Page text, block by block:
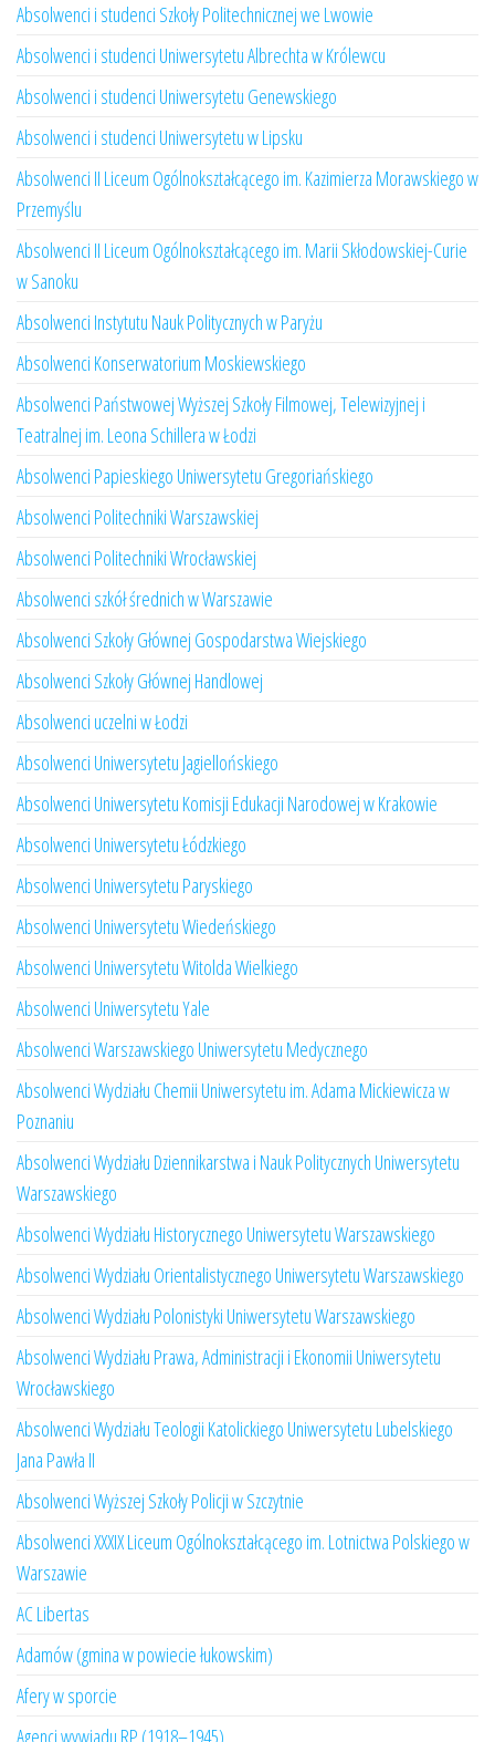
Absolwenci i studenci Szkoły Politechnicznej we Lwowie
Absolwenci i studenci Uniwersytetu Albrechta w Królewcu
Absolwenci i studenci Uniwersytetu Genewskiego
Absolwenci i studenci Uniwersytetu w Lipsku
Absolwenci II Liceum Ogólnokształcącego im. Kazimierza Morawskiego w
Przemyślu
Absolwenci II Liceum Ogólnokształcącego im. Marii Skłodowskiej-Curie
w Sanoku
Absolwenci Instytutu Nauk Politycznych w Paryżu
Absolwenci Konserwatorium Moskiewskiego
Absolwenci Państwowej Wyższej Szkoły Filmowej, Telewizyjnej i
Teatralnej im. Leona Schillera w Łodzi
Absolwenci Papieskiego Uniwersytetu Gregoriańskiego
Absolwenci Politechniki Warszawskiej
Absolwenci Politechniki Wrocławskiej
Absolwenci szkół średnich w Warszawie
Absolwenci Szkoły Głównej Gospodarstwa Wiejskiego
Absolwenci Szkoły Głównej Handlowej
Absolwenci uczelni w Łodzi
Absolwenci Uniwersytetu Jagiellońskiego
Absolwenci Uniwersytetu Komisji Edukacji Narodowej w Krakowie
Absolwenci Uniwersytetu Łódzkiego
Absolwenci Uniwersytetu Paryskiego
Absolwenci Uniwersytetu Wiedeńskiego
Absolwenci Uniwersytetu Witolda Wielkiego
Absolwenci Uniwersytetu Yale
Absolwenci Warszawskiego Uniwersytetu Medycznego
Absolwenci Wydziału Chemii Uniwersytetu im. Adama Mickiewicza w
Poznaniu
Absolwenci Wydziału Dziennikarstwa i Nauk Politycznych Uniwersytetu
Warszawskiego
Absolwenci Wydziału Historycznego Uniwersytetu Warszawskiego
Absolwenci Wydziału Orientalistycznego Uniwersytetu Warszawskiego
Absolwenci Wydziału Polonistyki Uniwersytetu Warszawskiego
Absolwenci Wydziału Prawa, Administracji i Ekonomii Uniwersytetu
Wrocławskiego
Absolwenci Wydziału Teologii Katolickiego Uniwersytetu Lubelskiego
Jana Pawła II
Absolwenci Wyższej Szkoły Policji w Szczytnie
Absolwenci XXXIX Liceum Ogólnokształcącego im. Lotnictwa Polskiego w
Warszawie
AC Libertas
Adamów (gmina w powiecie łukowskim)
Afery w sporcie
Agenci wywiadu RP (1918–1945)